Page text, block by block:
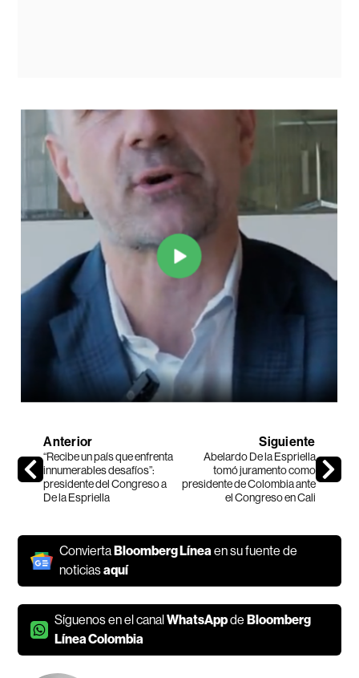
Anterior
“Recibe un país que enfrenta
innumerables desafíos”:
presidente del Congreso a
De la Espriella
Siguiente
Abelardo De la Espriella
tomó juramento como
presidente de Colombia ante
el Congreso en Cali
ConviertaBloomberg Líneaen su fuente de
noticiasaquí
Síguenos en el canalWhatsAppdeBloomberg
Línea Colombia